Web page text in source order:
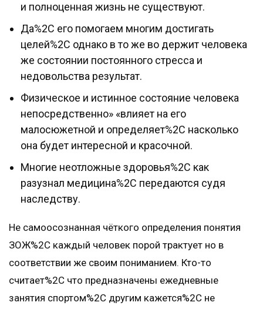
и полноценная жизнь не существуют.
Да%2C его помогаем многим достигать
целей%2C однако в то же во держит человека
же состоянии постоянного стресса и
недовольства результат.
Физическое и истинное состояние человека
непосредственно» «влияет на его
малосюжетной и определяет%2C насколько
она будет интересной и красочной.
Многие неотложные здоровья%2C как
разузнал медицина%2C передаются судя
наследству.
Не самоосознанная чёткого определения понятия
ЗОЖ%2C каждый человек порой трактует но в
соответствии же своим пониманием. Кто-то
считает%2C что предназначены ежедневные
занятия спортом%2C другим кажется%2C не